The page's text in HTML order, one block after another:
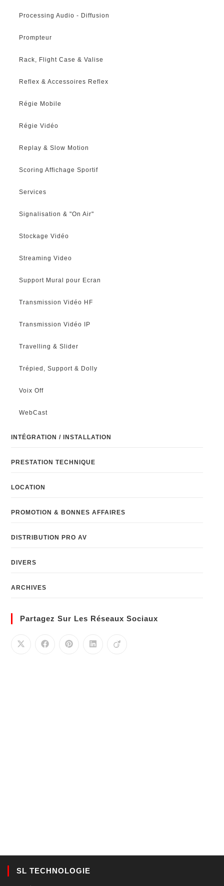
Processing Audio - Diffusion
Prompteur
Rack, Flight Case & Valise
Reflex & Accessoires Reflex
Régie Mobile
Régie Vidéo
Replay & Slow Motion
Scoring Affichage Sportif
Services
Signalisation & "On Air"
Stockage Vidéo
Streaming Video
Support Mural pour Ecran
Transmission Vidéo HF
Transmission Vidéo IP
Travelling & Slider
Trépied, Support & Dolly
Voix Off
WebCast
INTÉGRATION / INSTALLATION
PRESTATION TECHNIQUE
LOCATION
PROMOTION & BONNES AFFAIRES
DISTRIBUTION PRO AV
DIVERS
ARCHIVES
Partagez Sur Les Réseaux Sociaux
SL TECHNOLOGIE